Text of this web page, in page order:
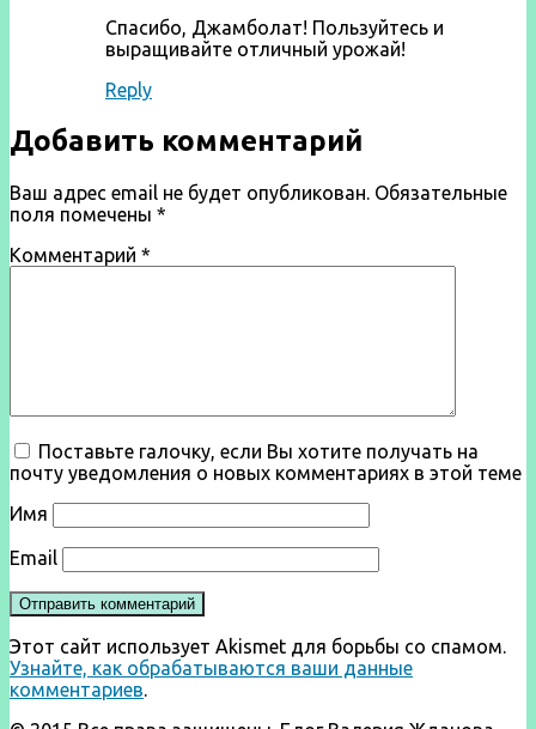
Спасибо, Джамболат! Пользуйтесь и
выращивайте отличный урожай!
Reply
Добавить комментарий
Ваш адрес email не будет опубликован. Обязательные
поля помечены *
Комментарий *
Поставьте галочку, если Вы хотите получать на
почту уведомления о новых комментариях в этой теме
Имя
Email
Этот сайт использует Akismet для борьбы со спамом.
Узнайте, как обрабатываются ваши данные
комментариев.